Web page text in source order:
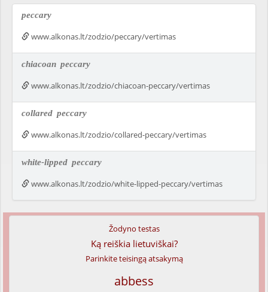
peccary
www.alkonas.lt/zodzio/peccary/vertimas
chiacoan peccary
www.alkonas.lt/zodzio/chiacoan-peccary/vertimas
collared peccary
www.alkonas.lt/zodzio/collared-peccary/vertimas
white-lipped peccary
www.alkonas.lt/zodzio/white-lipped-peccary/vertimas
Žodyno testas
Ką reiškia lietuviškai?
Parinkite teisingą atsakymą
abbess